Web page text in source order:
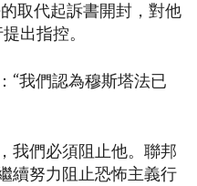
取代起訴書開封，對他
出指控。
“我們認為穆斯塔法已
我們必須阻止他。聯邦
續努力阻止恐怖主義行